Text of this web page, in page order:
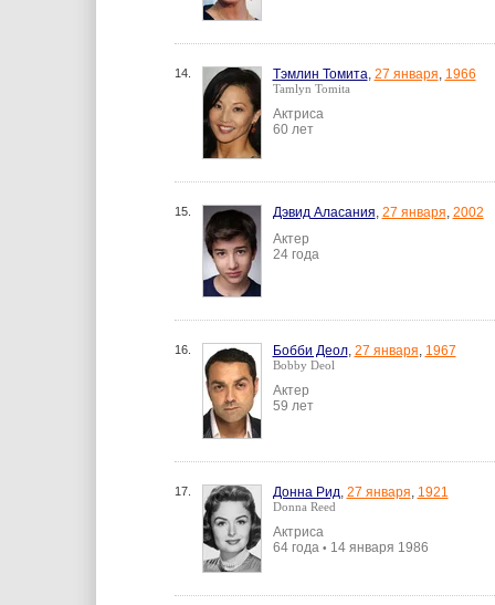
14. Тэмлин Томита, 27 января, 1966
Tamlyn Tomita
Актриса
60 лет
15. Дэвид Аласания, 27 января, 2002
Актер
24 года
16. Бобби Деол, 27 января, 1967
Bobby Deol
Актер
59 лет
17. Донна Рид, 27 января, 1921
Donna Reed
Актриса
64 года • 14 января 1986